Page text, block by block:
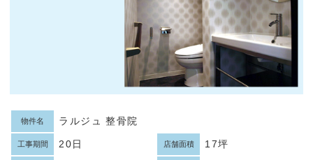
物件名 ラルジュ 整骨院
工事期間 20日 店舗面積 17坪